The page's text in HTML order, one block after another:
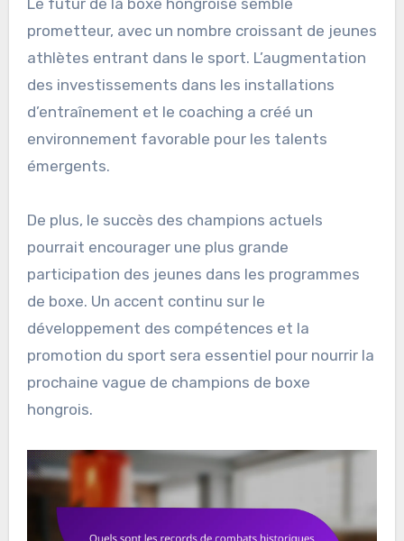
prometteur, avec un nombre croissant de jeunes
athlètes entrant dans le sport. L’augmentation
des investissements dans les installations
d’entraînement et le coaching a créé un
environnement favorable pour les talents
émergents.
De plus, le succès des champions actuels
pourrait encourager une plus grande
participation des jeunes dans les programmes
de boxe. Un accent continu sur le
développement des compétences et la
promotion du sport sera essentiel pour nourrir la
prochaine vague de champions de boxe
hongrois.